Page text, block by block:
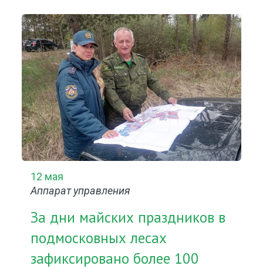
12 мая
Аппарат управления
За дни майских праздников в
подмосковных лесах
зафиксировано более 100